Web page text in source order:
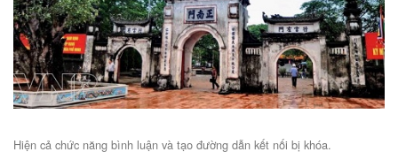
Hiện cả chức năng bình luận và tạo đường dẫn kết nối bị khóa.